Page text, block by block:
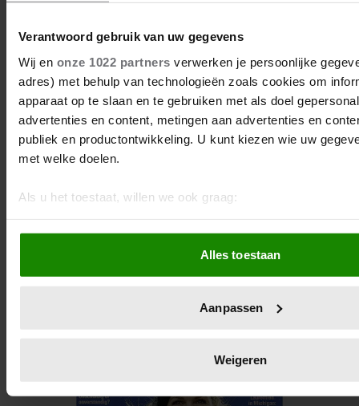
Verantwoord gebruik van uw gegevens
Wij en onze 1022 partners verwerken je persoonlijke
adres) met behulp van technologieën zoals cookies om
apparaat op te slaan en te gebruiken met als doel
advertenties en content, metingen aan advertenties en
publiek en productontwikkeling. U kunt kiezen wie uw
met welke doelen.
Als u het toestaat, willen we ook graag:
meter nauwkeurig kan zijn
Uw apparaat identificeren door het actief te scannen
eigenschappen (fingerprinting)
in. U kunt uw
functies voor social media te bieden en om ons
Alles toestaan
Aanpassen
Weigeren